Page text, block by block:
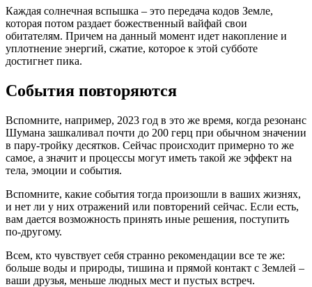
Каждая солнечная вспышка – это передача кодов Земле,
которая потом раздает божественный вайфай свои
обитателям. Причем на данный момент идет накопление и
уплотнение энергий, сжатие, которое к этой субботе
достигнет пика.
События повторяются
Вспомните, например, 2023 год в это же время, когда резонанс
Шумана зашкаливал почти до 200 герц при обычном значении
в пару-тройку десятков. Сейчас происходит примерно то же
самое, а значит и процессы могут иметь такой же эффект на
тела, эмоции и события.
Вспомните, какие события тогда произошли в ваших жизнях,
и нет ли у них отражений или повторений сейчас. Если есть,
вам дается возможность принять иные решения, поступить
по-другому.
Всем, кто чувствует себя странно рекомендации все те же:
больше воды и природы, тишина и прямой контакт с Землей –
ваши друзья, меньше людных мест и пустых встреч.